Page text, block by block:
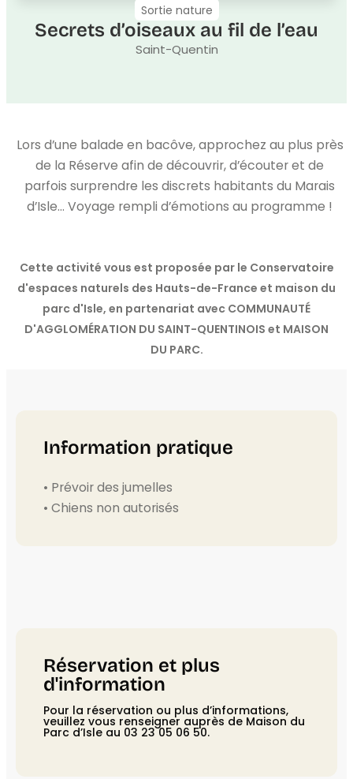
Sortie nature
Secrets d’oiseaux au fil de l’eau
Saint-Quentin
Lors d’une balade en bacôve, approchez au plus près
de la Réserve afin de découvrir, d’écouter et de
parfois surprendre les discrets habitants du Marais
d’Isle… Voyage rempli d’émotions au programme !
Cette activité vous est proposée par le Conservatoire
d'espaces naturels des Hauts-de-France et maison du
parc d'Isle, en partenariat avec COMMUNAUTÉ
D'AGGLOMÉRATION DU SAINT-QUENTINOIS et MAISON
DU PARC.
Information pratique
• Prévoir des jumelles
• Chiens non autorisés
Réservation et plus
d'information
Pour la réservation ou plus d’informations,
veuillez vous renseigner auprès de Maison du
Parc d’Isle au 03 23 05 06 50.